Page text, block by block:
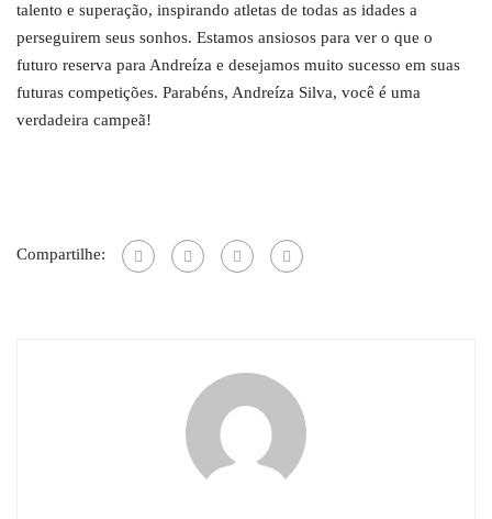
talento e superação, inspirando atletas de todas as idades a
perseguirem seus sonhos. Estamos ansiosos para ver o que o
futuro reserva para Andreíza e desejamos muito sucesso em suas
futuras competições. Parabéns, Andreíza Silva, você é uma
verdadeira campeã!
Compartilhe: